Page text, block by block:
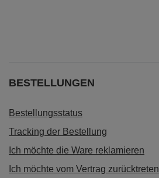
BESTELLUNGEN
Bestellungsstatus
Tracking der Bestellung
Ich möchte die Ware reklamieren
Ich möchte vom Vertrag zurücktreten